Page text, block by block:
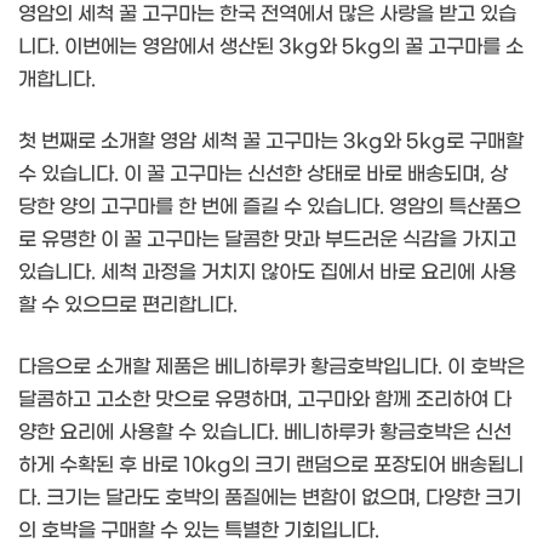
영암의 세척 꿀 고구마는 한국 전역에서 많은 사랑을 받고 있습
니다. 이번에는 영암에서 생산된 3kg와 5kg의 꿀 고구마를 소
개합니다.
첫 번째로 소개할 영암 세척 꿀 고구마는 3kg와 5kg로 구매할
수 있습니다. 이 꿀 고구마는 신선한 상태로 바로 배송되며, 상
당한 양의 고구마를 한 번에 즐길 수 있습니다. 영암의 특산품으
로 유명한 이 꿀 고구마는 달콤한 맛과 부드러운 식감을 가지고
있습니다. 세척 과정을 거치지 않아도 집에서 바로 요리에 사용
할 수 있으므로 편리합니다.
다음으로 소개할 제품은 베니하루카 황금호박입니다. 이 호박은
달콤하고 고소한 맛으로 유명하며, 고구마와 함께 조리하여 다
양한 요리에 사용할 수 있습니다. 베니하루카 황금호박은 신선
하게 수확된 후 바로 10kg의 크기 랜덤으로 포장되어 배송됩니
다. 크기는 달라도 호박의 품질에는 변함이 없으며, 다양한 크기
의 호박을 구매할 수 있는 특별한 기회입니다.